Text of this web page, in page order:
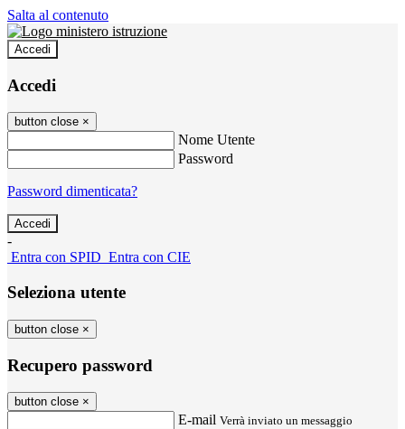
Salta al contenuto
Accedi
Accedi
button close ×
Nome Utente
Password
Password dimenticata?
-
Entra con SPID Entra con CIE
Seleziona utente
button close ×
Recupero password
button close ×
E-mail Verrà inviato un messaggio